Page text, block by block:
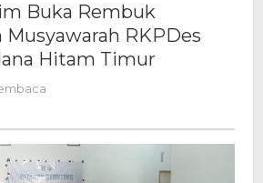
Rembuk
Stunting
dan
di
Cendana
Hitam
Buka Rembuk
RKPDes
Hitam Timur